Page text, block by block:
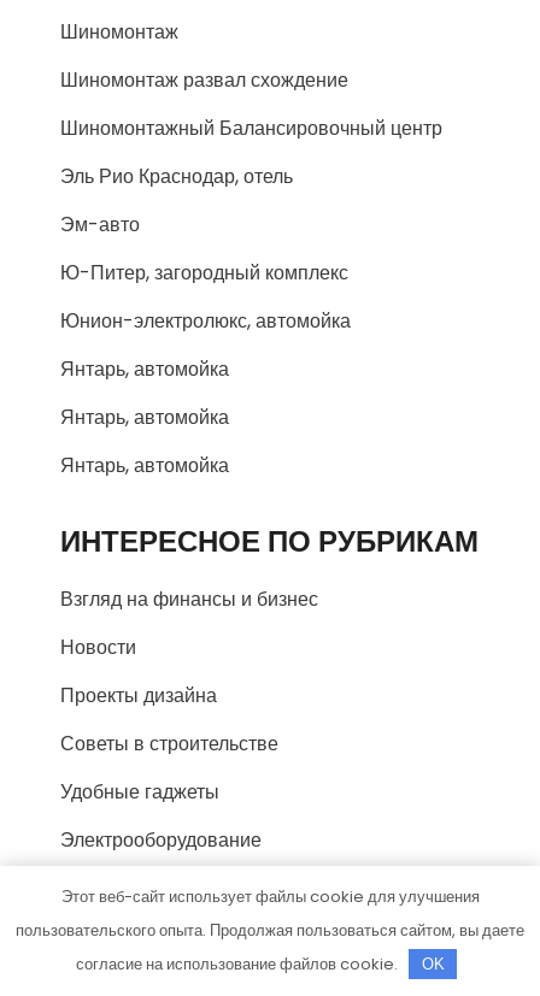
Шиномонтаж
Шиномонтаж развал схождение
Шиномонтажный Балансировочный центр
Эль Рио Краснодар, отель
Эм-авто
Ю-Питер, загородный комплекс
Юнион-электролюкс, автомойка
Янтарь, автомойка
Янтарь, автомойка
Янтарь, автомойка
ИНТЕРЕСНОЕ ПО РУБРИКАМ
Взгляд на финансы и бизнес
Новости
Проекты дизайна
Советы в строительстве
Удобные гаджеты
Электрооборудование
СПАСИБО, ЧТО ВЫБРАЛИ
НАС
Этот веб-сайт использует файлы cookie для улучшения
пользовательского опыта. Продолжая пользоваться сайтом, вы даете
согласие на использование файлов cookie.
OK